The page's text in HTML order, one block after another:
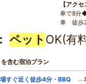
アクセ
車で8分
車 徒歩
ペット OK(有
を含む宿泊プラン
すぐ近く徒歩4分・BBQ
…